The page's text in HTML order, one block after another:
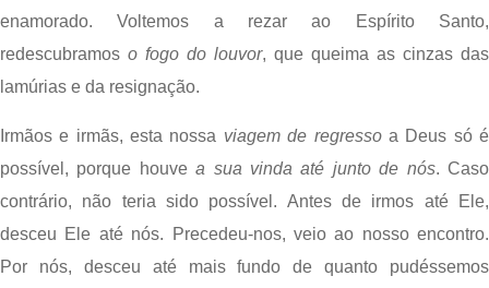
enamorado. Voltemos a rezar ao Espírito Santo,
redescubramos o fogo do louvor, que queima as cinzas das
lamúrias e da resignação.
Irmãos e irmãs, esta nossa viagem de regresso a Deus só é
possível, porque houve a sua vinda até junto de nós. Caso
contrário, não teria sido possível. Antes de irmos até Ele,
desceu Ele até nós. Precedeu-nos, veio ao nosso encontro.
Por nós, desceu até mais fundo de quanto pudéssemos